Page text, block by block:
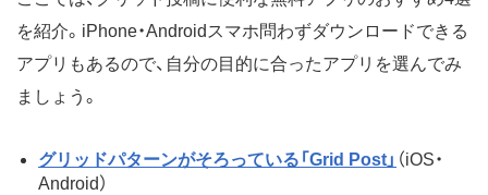
を紹介。iPhone・Androidスマホ問わずダウンロードできる
アプリもあるので、自分の目的に合ったアプリを選んでみ
ましょう。
グリッドパターンがそろっている「Grid Post」 （iOS・
Android）